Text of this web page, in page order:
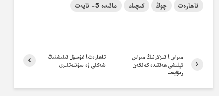
تاھارەت چوڭ كىچىك مائىدە 5- ئايەت
تاھارەت \ غۇسۇل قىلىشنىڭ
شەكلى ۋە سۈننەتلىرى
مىراس \ قىزلارنىڭ مىراس
ئېلىشى ھەققىدە كەلگەن
رىۋايەت